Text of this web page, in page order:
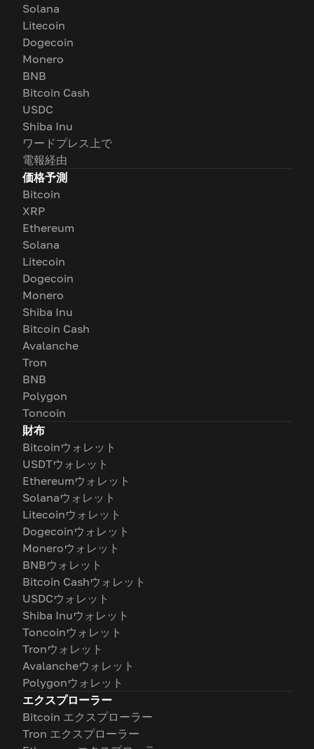
Solana
Litecoin
Dogecoin
Monero
BNB
Bitcoin Cash
USDC
Shiba Inu
ワードプレス上で
電報経由
価格予測
Bitcoin
XRP
Ethereum
Solana
Litecoin
Dogecoin
Monero
Shiba Inu
Bitcoin Cash
Avalanche
Tron
BNB
Polygon
Toncoin
財布
Bitcoinウォレット
USDTウォレット
Ethereumウォレット
Solanaウォレット
Litecoinウォレット
Dogecoinウォレット
Moneroウォレット
BNBウォレット
Bitcoin Cashウォレット
USDCウォレット
Shiba Inuウォレット
Toncoinウォレット
Tronウォレット
Avalancheウォレット
Polygonウォレット
エクスプローラー
Bitcoin エクスプローラー
Tron エクスプローラー